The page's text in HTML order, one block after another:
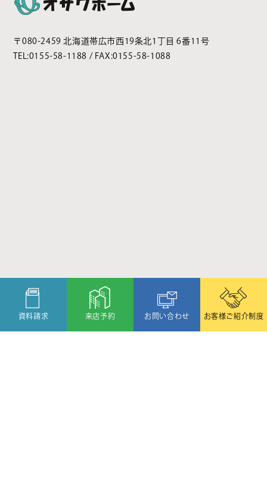
資料請求 来店予約 お問い合わせ お客様ご紹介制度
〒080-2459 北海道帯広市西19条北1丁目 6番11号
TEL:0155-58-1188 / FAX:0155-58-1088